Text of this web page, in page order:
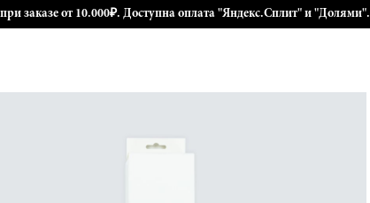
заказе от 10.000₽. Доступна оплата "Яндекс.Сплит" и "Долями".